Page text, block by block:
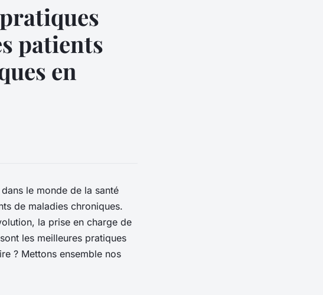
patients
en
le monde de la santé
de maladies chroniques.
la prise en charge de
les meilleures pratiques
? Mettons ensemble nos